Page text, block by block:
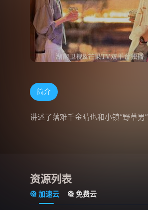
简介
讲述了落难千金晴也和小镇“野草男
资源列表
加速云
免费云